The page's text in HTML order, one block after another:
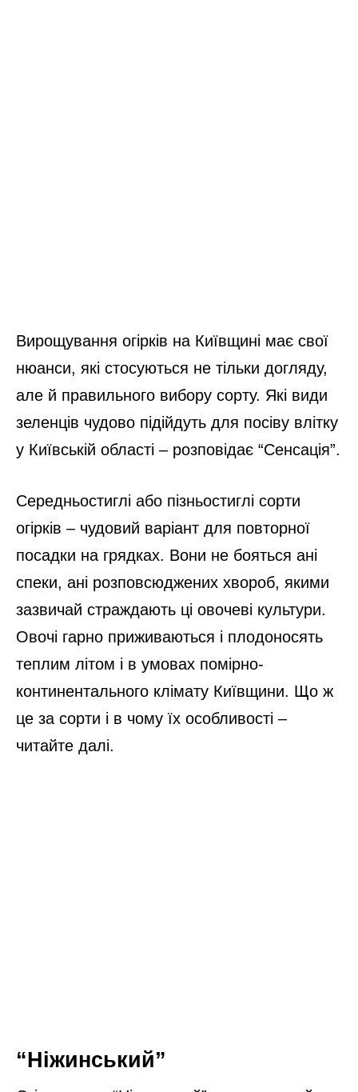
Вирощування огірків на Київщині має свої
нюанси, які стосуються не тільки догляду,
але й правильного вибору сорту. Які види
зеленців чудово підійдуть для посіву влітку
у Київській області – розповідає “Сенсація”.
Середньостиглі або пізньостиглі сорти
огірків – чудовий варіант для повторної
посадки на грядках. Вони не бояться ані
спеки, ані розповсюджених хвороб, якими
зазвичай страждають ці овочеві культури.
Овочі гарно приживаються і плодоносять
теплим літом і в умовах помірно-
континентального клімату Київщини. Що ж
це за сорти і в чому їх особливості –
читайте далі.
“Ніжинський”